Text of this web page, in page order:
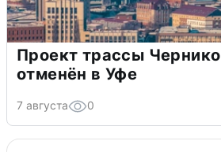
Проект трассы
отменён в Уфе
7 августа 0